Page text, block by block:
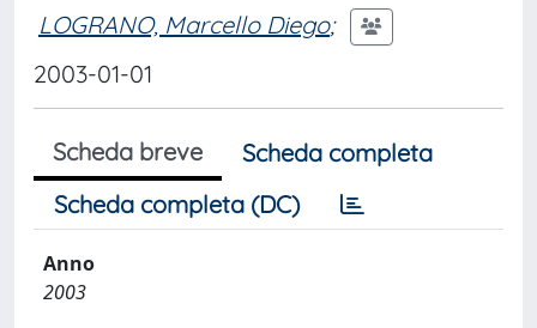
LOGRANO, Marcello Diego;
2003-01-01
Scheda breve
Scheda completa
Scheda completa (DC)
Anno
2003